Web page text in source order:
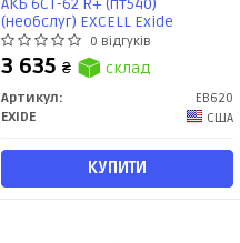
(необслуг) EXCELL Exide
0 відгуків
3 635 ₴ склад
Артикул:
EB620
EXIDE
США
КУПИТИ